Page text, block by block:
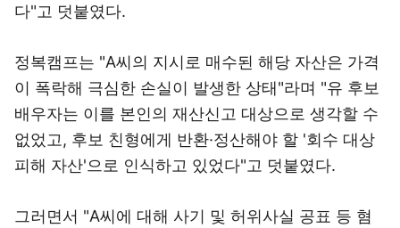
다"고 덧붙였다.
정복캠프는 "A씨의 지시로 매수된 해당 자산은 가격
이 폭락해 극심한 손실이 발생한 상태"라며 "유 후보
배우자는 이를 본인의 재산신고 대상으로 생각할 수
없었고, 후보 친형에게 반환·정산해야 할 '회수 대상
피해 자산'으로 인식하고 있었다"고 덧붙였다.
그러면서 "A씨에 대해 사기 및 허위사실 공표 등 혐